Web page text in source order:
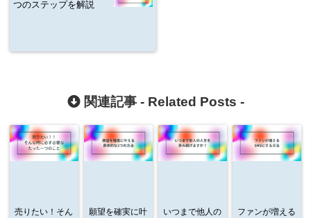
つのステップを解説
関連記事 - Related Posts -
売りたい！そん
願望を確実に叶
いつまで他人の
ファンが増える